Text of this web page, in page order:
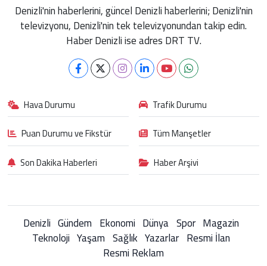
Denizli'nin haberlerini, güncel Denizli haberlerini; Denizli'nin
televizyonu, Denizli'nin tek televizyonundan takip edin.
Haber Denizli ise adres DRT TV.
Hava Durumu
Trafik Durumu
Puan Durumu ve Fikstür
Tüm Manşetler
Son Dakika Haberleri
Haber Arşivi
Denizli Gündem Ekonomi Dünya Spor Magazin
Teknoloji Yaşam Sağlık Yazarlar Resmi İlan
Resmi Reklam